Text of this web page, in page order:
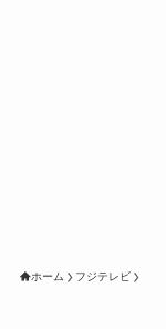
ホーム フジテレビ